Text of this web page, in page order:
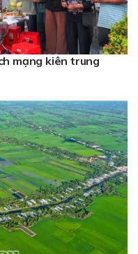
mạng kiên trung